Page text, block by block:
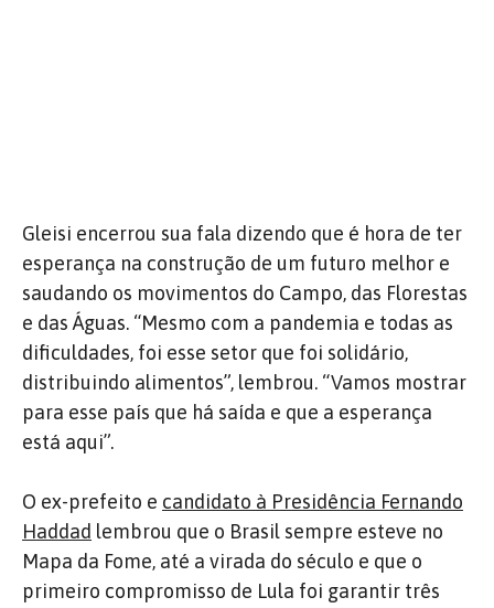
Gleisi encerrou sua fala dizendo que é hora de ter
esperança na construção de um futuro melhor e
saudando os movimentos do Campo, das Florestas
e das Águas. “Mesmo com a pandemia e todas as
dificuldades, foi esse setor que foi solidário,
distribuindo alimentos”, lembrou. “Vamos mostrar
para esse país que há saída e que a esperança
está aqui”.
O ex-prefeito e candidato à Presidência Fernando
Haddad lembrou que o Brasil sempre esteve no
Mapa da Fome, até a virada do século e que o
primeiro compromisso de Lula foi garantir três